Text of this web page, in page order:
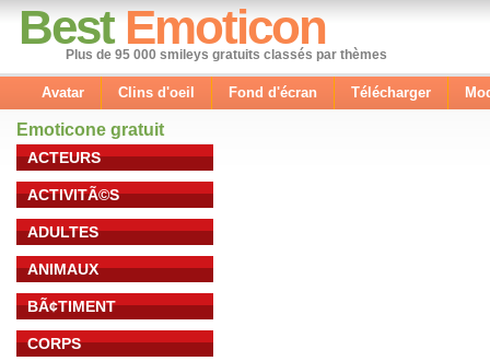
Best Emoticon
Plus de 95 000 smileys gratuits classés par thèmes
Avatar Clins d'oeil Fond d'écran Télécharger
Emoticone gratuit
ACTEURS
ACTIVITÃ©S
ADULTES
ANIMAUX
BÃ¢TIMENT
CORPS